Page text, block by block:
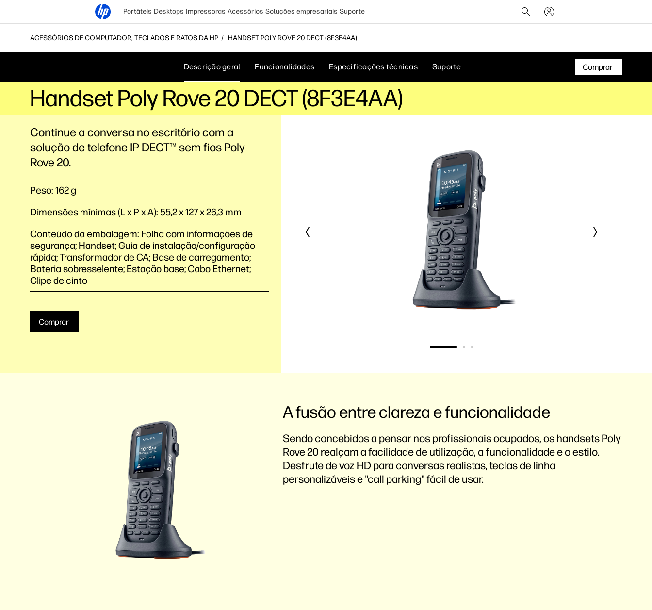
Portáteis Desktops Impressoras Acessórios Soluções empresariais Suporte
ACESSÓRIOS DE COMPUTADOR, TECLADOS E RATOS DA HP HANDSET POLY ROVE 20 DECT (8F3E4AA)
Descrição geral Funcionalidades Especificações técnicas Suporte Comprar
Handset Poly Rove 20 DECT (8F3E4AA)
Continue a conversa no escritório com a
solução de telefone IP DECT™ sem fios Poly
Rove 20.
Peso: 162 g
Dimensões mínimas (L x P x A): 55,2 x 127 x 26,3 mm
Conteúdo da embalagem: Folha com informações de
segurança; Handset; Guia de instalação/configuração
rápida; Transformador de CA; Base de carregamento;
Bateria sobresselente; Estação base; Cabo Ethernet;
Clipe de cinto
Comprar
A fusão entre clareza e funcionalidade
Sendo concebidos a pensar nos profissionais ocupados, os handsets Poly
Rove 20 realçam a facilidade de utilização, a funcionalidade e o estilo.
Desfrute de voz HD para conversas realistas, teclas de linha
personalizáveis e "call parking" fácil de usar.